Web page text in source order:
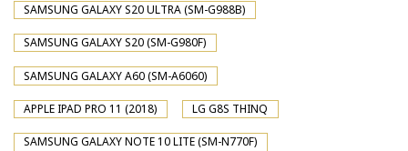
SAMSUNG GALAXY S20 ULTRA (SM-G988B)
SAMSUNG GALAXY S20 (SM-G980F)
SAMSUNG GALAXY A60 (SM-A6060)
APPLE IPAD PRO 11 (2018) LG G8S THINQ
SAMSUNG GALAXY NOTE 10 LITE (SM-N770F)